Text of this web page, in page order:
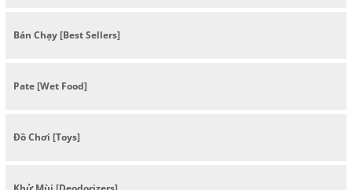
Bán Chạy [Best Sellers]
Pate [Wet Food]
Đồ Chơi [Toys]